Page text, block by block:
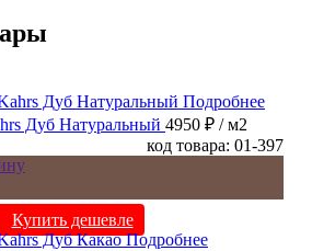
Подробнее
Дуб Натуральный 4950 ₽ / м2
код товара: 01-397
Купить дешевле
Подробнее